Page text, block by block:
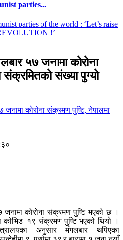
parties...
५७ जनामा कोरोना
संख्या पुग्यो
कोरोना संक्रमण पुष्टि भएको छ ।
कोभिड–१९ संक्रमण पुष्टि भएको थियो ।
अनुसार मंगलबार थपिएका